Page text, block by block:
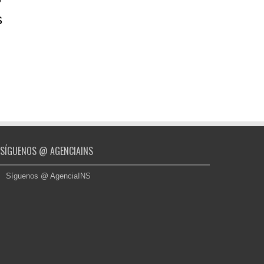
SÍGUENOS @ AGENCIAINS
Síguenos @ AgenciaINS